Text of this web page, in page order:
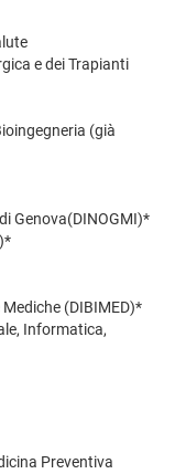
e dei Trapianti
(già
Genova(DINOGMI)*
(DIBIMED)*
Informatica,
Preventiva